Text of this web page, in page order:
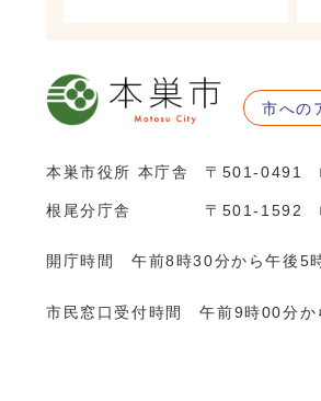
市への
本巣市役所 本庁舎 〒501-0491
根尾分庁舎 〒501-1592
開庁時間 午前8時30分から午後5
市民窓口受付時間 午前9時00分か